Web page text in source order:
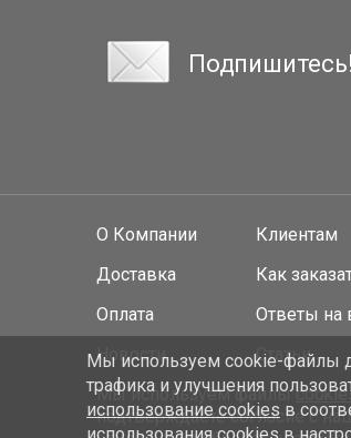
О Компании
Доставка
Оплата
Новости
Клиентам
Как
Ответы на
Статьи
Мы используем файлы
подтверждаете согласие с
Мы используем cookie-файлы
трафика и улучшения
использование cookies в